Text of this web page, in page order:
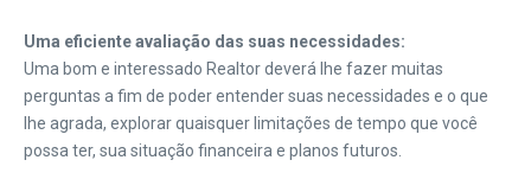
Uma eficiente avaliação das suas necessidades:
Uma bom e interessado Realtor deverá lhe fazer muitas
perguntas a fim de poder entender suas necessidades e o que
lhe agrada, explorar quaisquer limitações de tempo que você
possa ter, sua situação financeira e planos futuros.